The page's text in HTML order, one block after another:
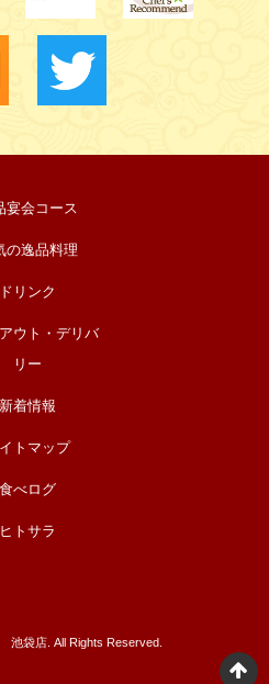
宴会コース
の逸品料理
ドリンク
ウト・デリバ
リー
新着情報
トマップ
食べログ
ヒトサラ
袋店. All Rights Reserved.